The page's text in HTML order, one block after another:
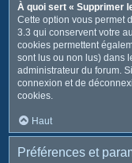
À quoi sert « Supprimer
Cette option vous permet
3.3 qui conservent votre
cookies permettent
sont lus ou non lus) dans
administrateur du forum.
connexion et de
cookies.
Haut
Préférences et